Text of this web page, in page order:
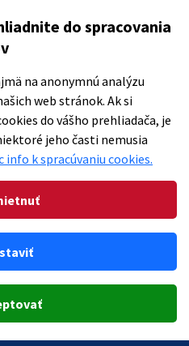
do spracovania
na anonymnú analýzu
web stránok. Ak si
do vášho prehliadača, je
jeho časti nemusia
info k spracúvaniu cookies.